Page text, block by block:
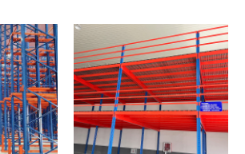
стеллажи складские
полки оптом с
магазинов одежды